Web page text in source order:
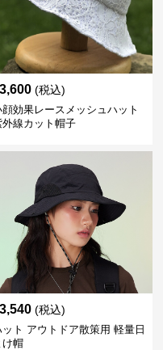
(税込)
顔効果レースメッシュハット
外線カット帽子
(税込)
ット アウトドア散策用 軽量日
け帽